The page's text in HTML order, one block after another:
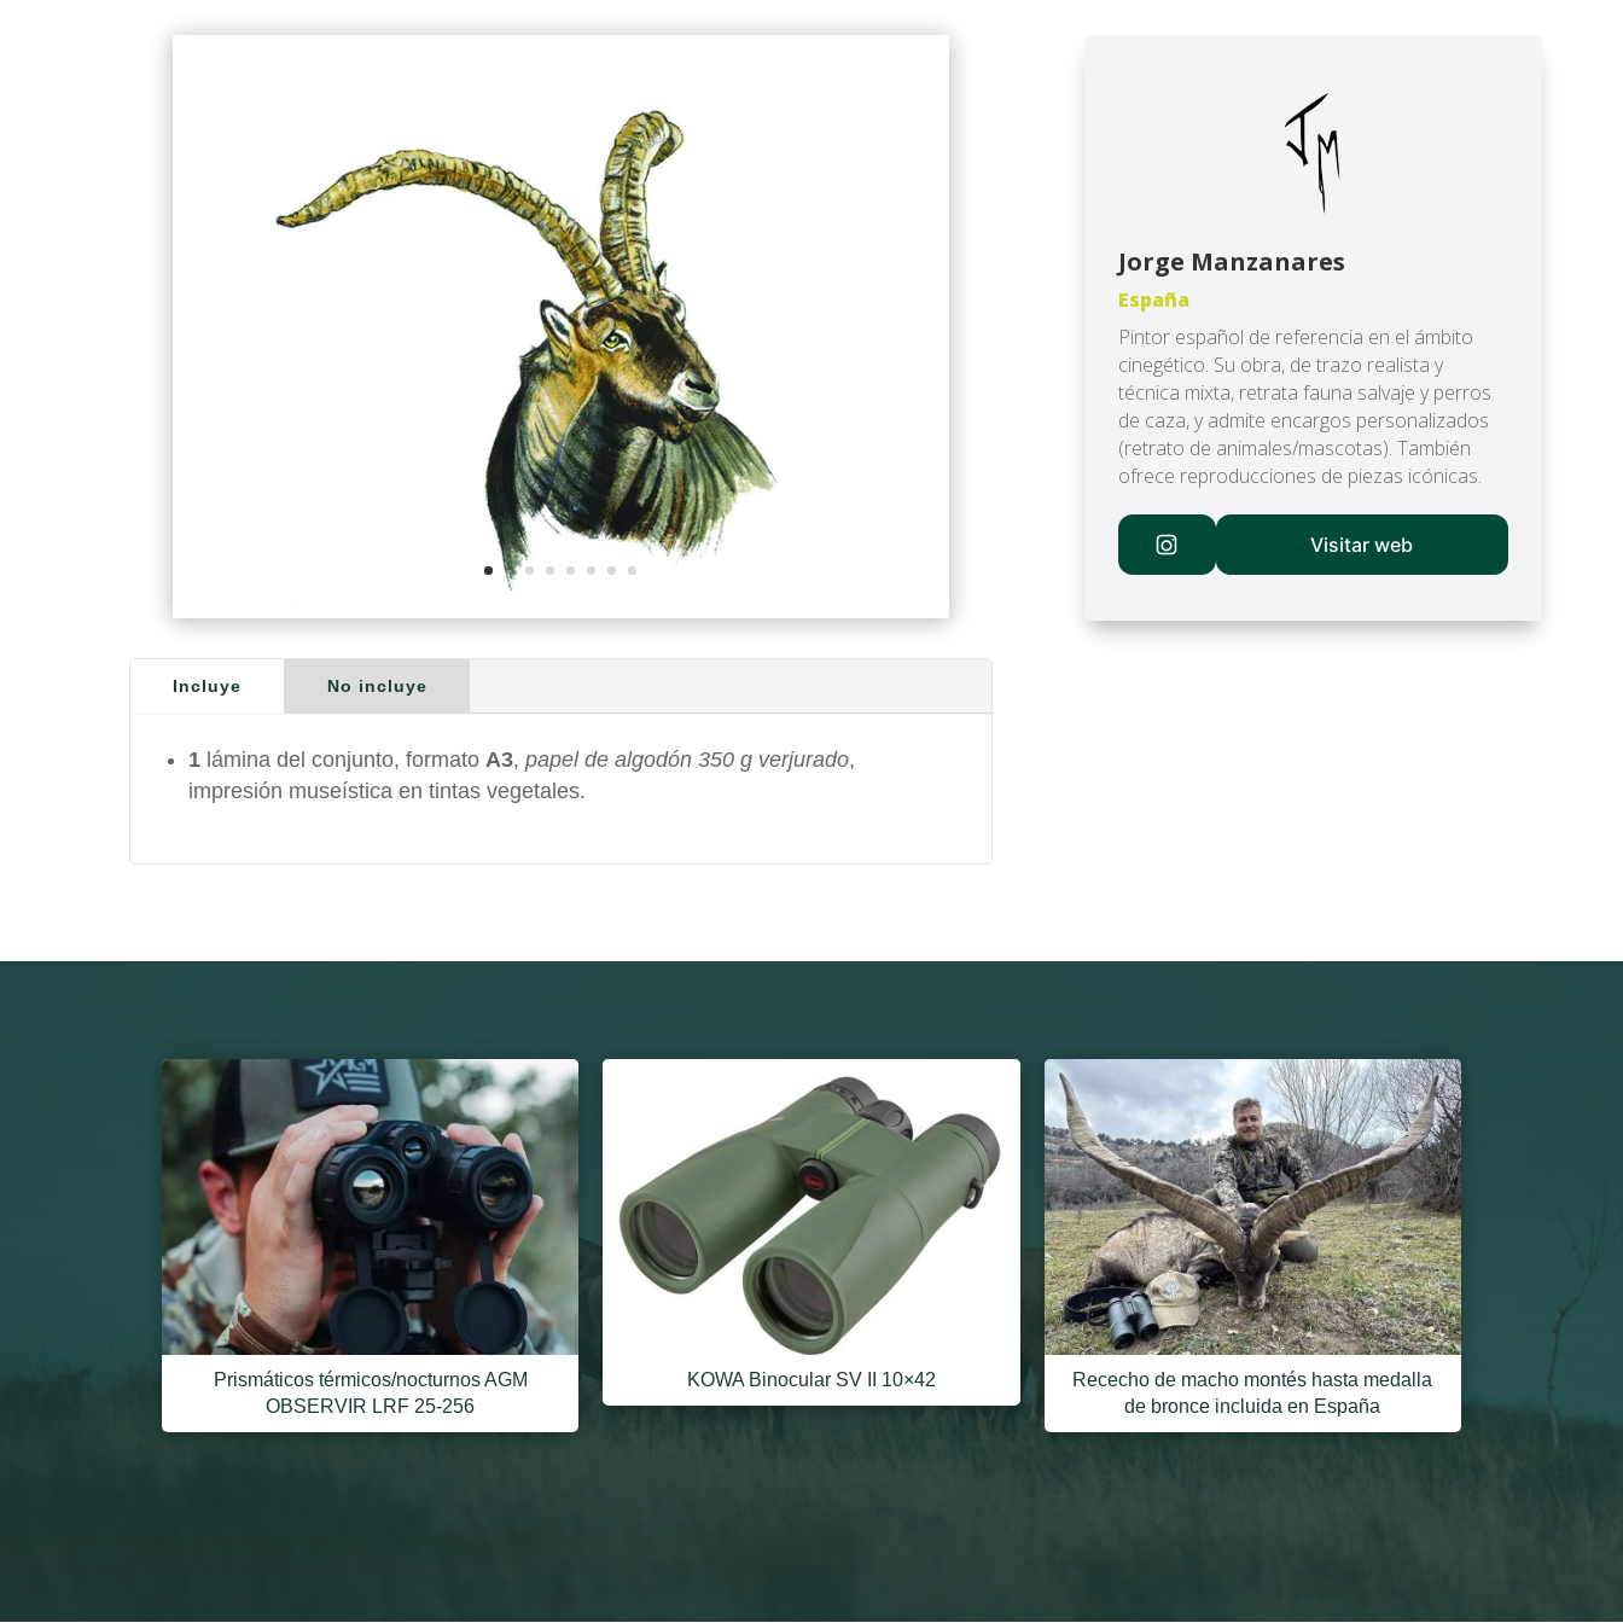
Incluye No incluye
1lámina del conjunto, formato A3, papel de algodón 350 g verjurado,
impresión museística en tintas vegetales.
Jorge Manzanares
España
Pintor español de referencia en el ámbito
cinegético. Su obra, de trazo realista y
técnica mixta, retrata fauna salvaje y perros
de caza, y admite encargos personalizados
(retrato de animales/mascotas). También
ofrece reproducciones de piezas icónicas.
Visitar web
Prismáticos térmicos/nocturnos AGM
OBSERVIR LRF 25-256
KOWA Binocular SV II 10×42
Rececho de macho montés hasta medalla
de bronce incluida en España